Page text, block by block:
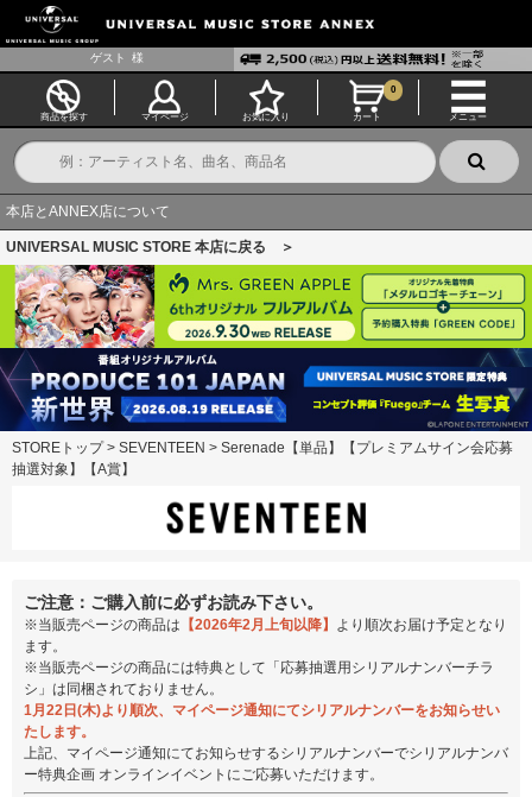
ゲスト 様
商品を探す マイページ お気に入り カート
0
メニュー
本店とANNEX店について
UNIVERSAL MUSIC STORE 本店に戻る ＞
STOREトップ> SEVENTEEN > Serenade【単品】【プレミアムサイン会応募
抽選対象】【A賞】
ご注意：ご購入前に必ずお読み下さい。
※当販売ページの商品は 【2026年2月上旬以降】
より順次お届け予定となり
ます。
※当販売ページの商品には特典として「応募抽選用シリアルナンバーチラ
シ」は同梱されておりません。
1月22日(木)より順次、マイページ通知にてシリアルナンバーをお知らせい
たします。
上記、マイページ通知にてお知らせするシリアルナンバーでシリアルナンバ
ー特典企画 オンラインイベントにご応募いただけます。